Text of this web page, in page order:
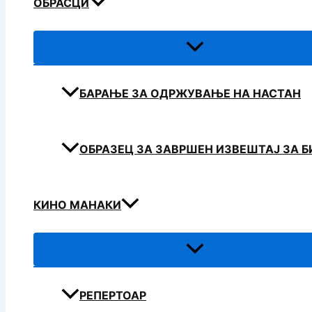
ОБРАСЦИ
БАРАЊЕ ЗА ОДРЖУВАЊЕ НА НАСТАН
ОБРАЗЕЦ ЗА ЗАВРШЕН ИЗВЕШТАЈ ЗА
КИНО МАНАКИ
РЕПЕРТОАР